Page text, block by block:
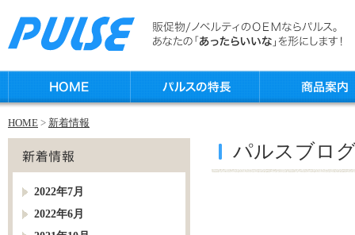
HOME > 新着情報
2022年7月
2022年6月
パルスブロ